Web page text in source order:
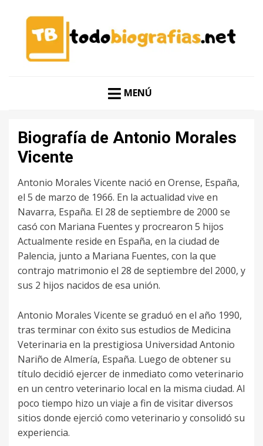
TODO BIOGRAFÍAS
MENÚ
Biografía de Antonio Morales
Vicente
Antonio Morales Vicente nació en Orense, España,
el 5 de marzo de 1966. En la actualidad vive en
Navarra, España. El 28 de septiembre de 2000 se
casó con Mariana Fuentes y procrearon 5 hijos
Actualmente reside en España, en la ciudad de
Palencia, junto a Mariana Fuentes, con la que
contrajo matrimonio el 28 de septiembre del 2000, y
sus 2 hijos nacidos de esa unión.
Antonio Morales Vicente se graduó en el año 1990,
tras terminar con éxito sus estudios de Medicina
Veterinaria en la prestigiosa Universidad Antonio
Nariño de Almería, España. Luego de obtener su
título decidió ejercer de inmediato como veterinario
en un centro veterinario local en la misma ciudad. Al
poco tiempo hizo un viaje a fin de visitar diversos
sitios donde ejerció como veterinario y consolidó su
experiencia.